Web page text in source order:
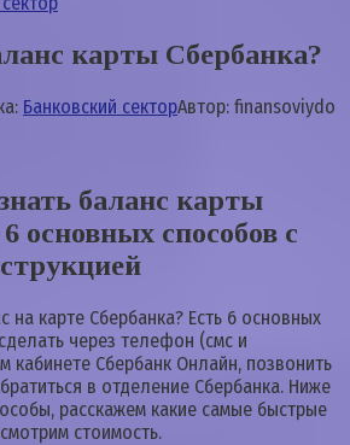
карты Сбербанка?
Банковский секторАвтор: finansoviydo
баланс карты
основных способов с
на карте Сбербанка? Есть 6 основных
через телефон (смс и
кабинете Сбербанк Онлайн, позвонить
в отделение Сбербанка. Ниже
расскажем какие самые быстрые
стоимость.